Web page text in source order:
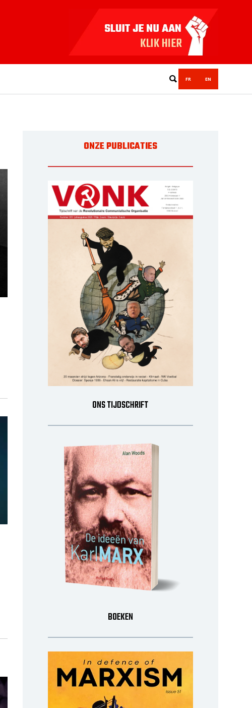
FR EN
ONZE PUBLICATIES
ONS TIJDSCHRIFT
BOEKEN